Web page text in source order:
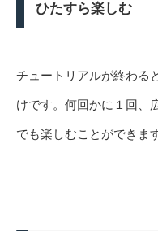
ひたすら楽しむ
チュートリアルが終わる
けです。何回かに１回、
でも楽しむことができます